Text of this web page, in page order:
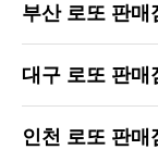
부산 로또 판매
대구 로또 판매
인천 로또 판매